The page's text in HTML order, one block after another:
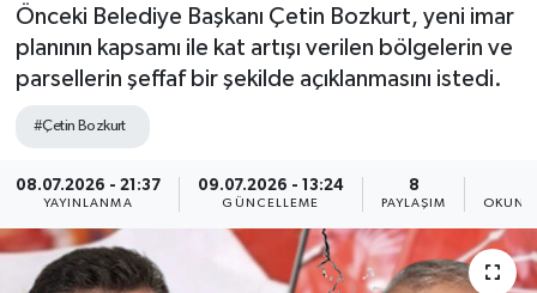
Önceki Belediye Başkanı Çetin Bozkurt, yeni imar
planının kapsamı ile kat artışı verilen bölgelerin ve
parsellerin şeffaf bir şekilde açıklanmasını istedi.
#Çetin Bozkurt
08.07.2026 - 21:37
YAYINLANMA
09.07.2026 - 13:24
GÜNCELLEME
8
PAYLAŞIM
GÜNDEM
SPOR
Tüm Manşetler